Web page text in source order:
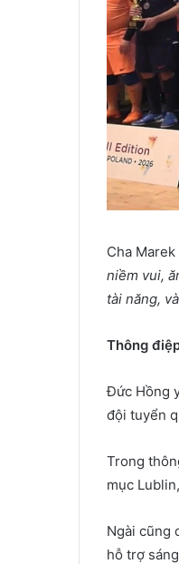
Cha
niềm vui,
tài năng,
Thông
Đức Hồng
đội tuyển
Trong
mục
Ngài cũng
hỗ trợ